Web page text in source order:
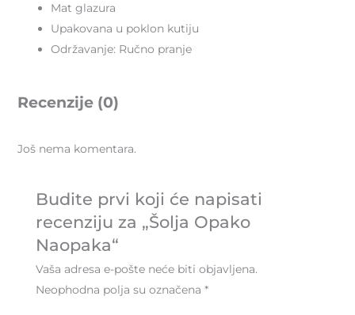
Mat glazura
Upakovana u poklon kutiju
Održavanje: Ručno pranje
Recenzije (0)
Još nema komentara.
Budite prvi koji će napisati
recenziju za „Šolja Opako
Naopaka“
Vaša adresa e-pošte neće biti objavljena.
Neophodna polja su označena *